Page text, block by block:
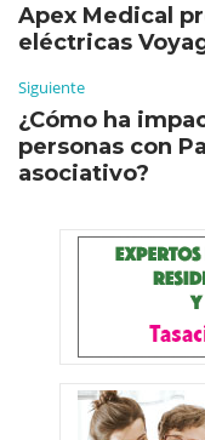
Apex Medical
eléctricas
Siguiente
¿Cómo ha
personas con
asociativo?